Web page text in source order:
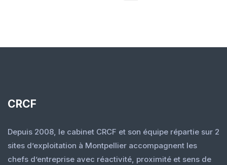
CRCF
Depuis 2008, le cabinet CRCF et son équipe répartie sur 2
sites d’exploitation à Montpellier accompagnent les
chefs d’entreprise avec réactivité, proximité et sens de